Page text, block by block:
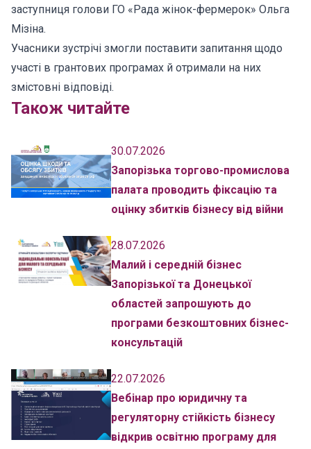
заступниця голови ГО «Рада жінок-фермерок» Ольга
Мізіна.
Учасники зустрічі змогли поставити запитання щодо
участі в грантових програмах й отримали на них
змістовні відповіді.
Також читайте
30.07.2026
Запорізька торгово-промислова
палата проводить фіксацію та
оцінку збитків бізнесу від війни
28.07.2026
Малий і середній бізнес
Запорізької та Донецької
областей запрошують до
програми безкоштовних бізнес-
консультацій
22.07.2026
Вебінар про юридичну та
регуляторну стійкість бізнесу
відкрив освітню програму для